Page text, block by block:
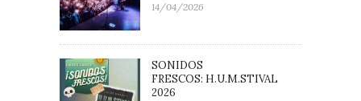
14/04/2026
SONIDOS
FRESCOS: H.U.M.STIVAL
2026